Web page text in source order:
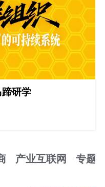
研学
产业互联网 专题